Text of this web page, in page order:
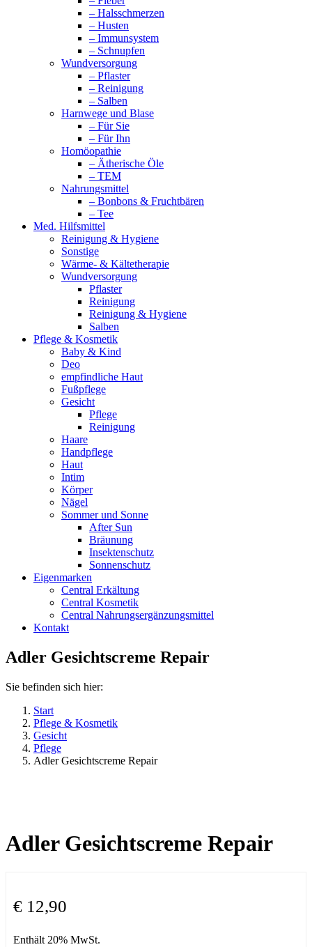
– Halsschmerzen
– Husten
– Immunsystem
– Schnupfen
Wundversorgung
– Pflaster
– Reinigung
– Salben
Harnwege und Blase
– Für Sie
– Für Ihn
Homöopathie
– Ätherische Öle
– TEM
Nahrungsmittel
– Bonbons & Fruchtbären
– Tee
Med. Hilfsmittel
Reinigung & Hygiene
Sonstige
Wärme- & Kältetherapie
Wundversorgung
Pflaster
Reinigung
Reinigung & Hygiene
Salben
Pflege & Kosmetik
Baby & Kind
Deo
empfindliche Haut
Fußpflege
Gesicht
Pflege
Reinigung
Haare
Handpflege
Haut
Intim
Körper
Nägel
Sommer und Sonne
After Sun
Bräunung
Insektenschutz
Sonnenschutz
Eigenmarken
Central Erkältung
Central Kosmetik
Central Nahrungsergänzungsmittel
Kontakt
Adler Gesichtscreme Repair
Sie befinden sich hier:
Start
Pflege & Kosmetik
Gesicht
Pflege
Adler Gesichtscreme Repair
Adler Gesichtscreme Repair
€ 12,90
Enthält 20% MwSt.